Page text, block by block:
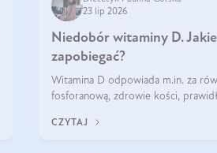
23 lip 2026
Niedobór witaminy D.
zapobiegać?
Witamina D odpowiada m.in. za
fosforanową, zdrowie kości,
pod wpływem słońca, niedobór
CZYTAJ